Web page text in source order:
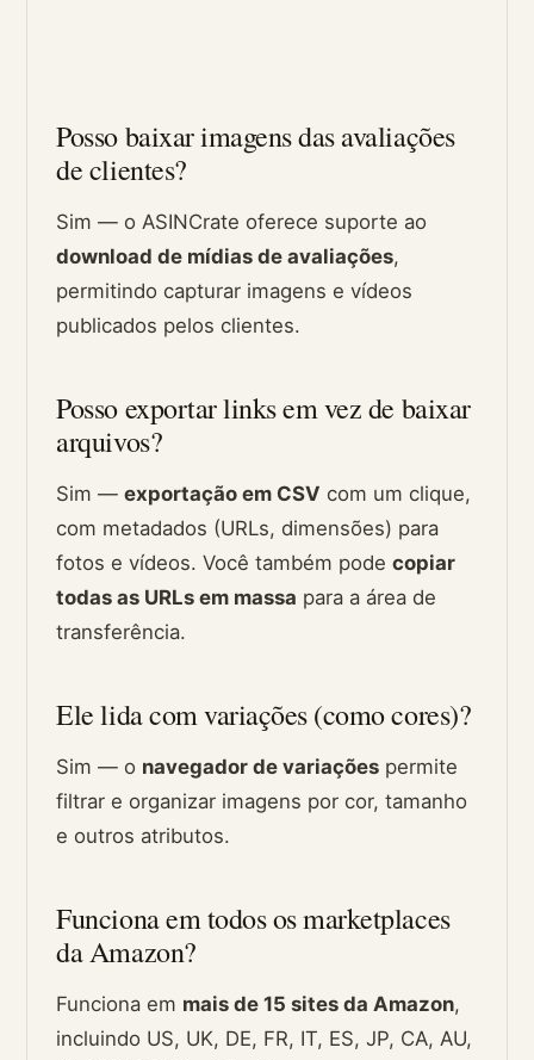
Posso baixar imagens das avaliações
de clientes?
Sim — o ASINCrate oferece suporte ao
download de mídias de avaliações,
permitindo capturar imagens e vídeos
publicados pelos clientes.
Posso exportar links em vez de baixar
arquivos?
Sim —exportação em CSV com um clique,
com metadados (URLs, dimensões) para
fotos e vídeos. Você também podecopiar
todas as URLs em massa para a área de
transferência.
Ele lida com variações (como cores)?
Sim — o navegador de variações permite
filtrar e organizar imagens por cor, tamanho
e outros atributos.
Funciona em todos os marketplaces
da Amazon?
Funciona em mais de 15 sites da Amazon,
incluindo US, UK, DE, FR, IT, ES, JP, CA, AU,